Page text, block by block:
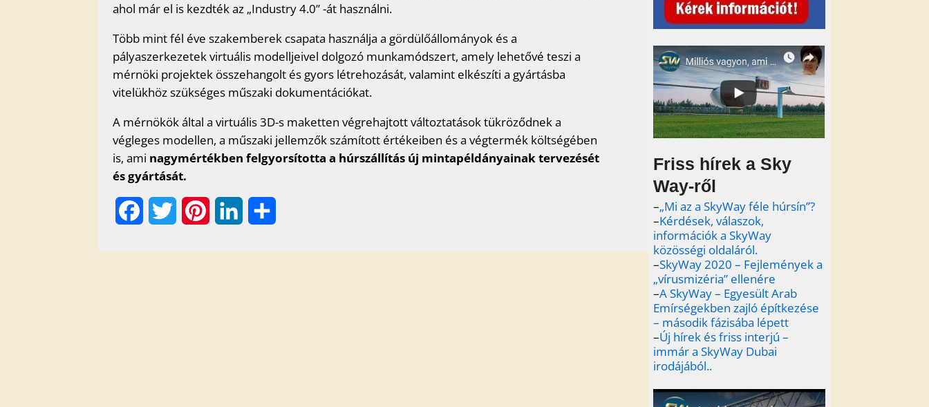
ahol már el is kezdték az „Industry 4.0” -át használni.
Több mint fél éve szakemberek csapata használja a gördülőállományok és a
pályaszerkezetek virtuális modelljeivel dolgozó munkamódszert, amely lehetővé teszi a
mérnöki projektek összehangolt és gyors létrehozását, valamint elkészíti a gyártásba
vitelükhöz szükséges műszaki dokumentációkat.
A mérnökök által a virtuális 3D-s maketten végrehajtott változtatások tükröződnek a
végleges modellen, a műszaki jellemzők számított értékeiben és a végtermék költségében
is, ami nagymértékben felgyorsította a húrszállítás új mintapéldányainak tervezését
és gyártását.
Friss hírek a Sky
Way-ről
–„Mi az a SkyWay féle húrsín”?
–Kérdések, válaszok,
információk a SkyWay
közösségi oldaláról.
–SkyWay 2020 – Fejlemények a
„vírusmizéria” ellenére
–A SkyWay – Egyesült Arab
Emírségekben zajló építkezése
– második fázisába lépett
–Új hírek és friss interjú –
immár a SkyWay Dubai
irodájából..